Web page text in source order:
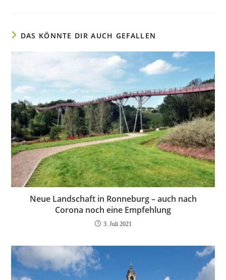
DAS KÖNNTE DIR AUCH GEFALLEN
Neue Landschaft in Ronneburg – auch nach
Corona noch eine Empfehlung
3. Juli 2021